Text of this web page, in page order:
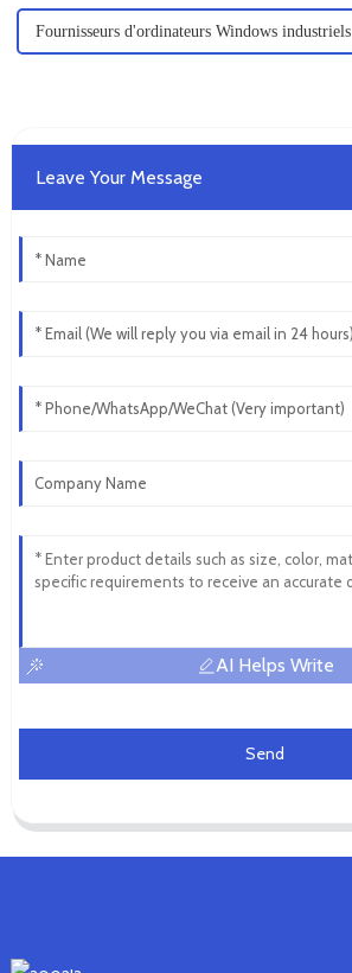
Fournisseurs d'ordinateurs Windows industriels
Leave Your Message
AI Helps Write
Send